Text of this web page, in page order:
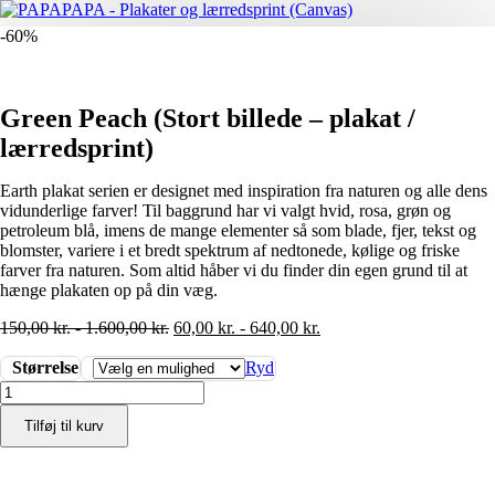
-60%
Green Peach (Stort billede – plakat /
lærredsprint)
Earth plakat serien er designet med inspiration fra naturen og alle dens
vidunderlige farver! Til baggrund har vi valgt hvid, rosa, grøn og
petroleum blå, imens de mange elementer så som blade, fjer, tekst og
blomster, variere i et bredt spektrum af nedtonede, kølige og friske
farver fra naturen. Som altid håber vi du finder din egen grund til at
hænge plakaten op på din væg.
150,00kr.-1.600,00kr. 60,00 kr. - 640,00 kr.
Størrelse
Ryd
Green
Peach
(Stort
billede
Tilføj til kurv